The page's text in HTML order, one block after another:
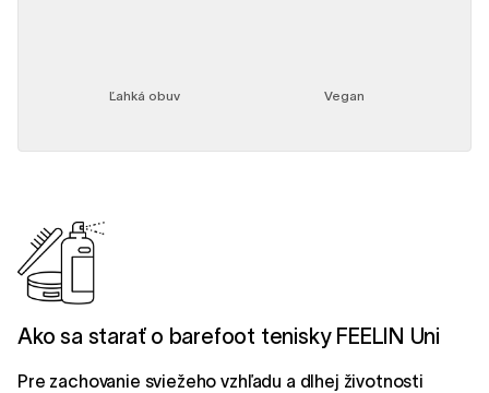
Ľahká obuv Vegan
Ako sa starať o barefoot tenisky FEELIN Uni
Pre zachovanie sviežeho vzhľadu a dlhej životnosti